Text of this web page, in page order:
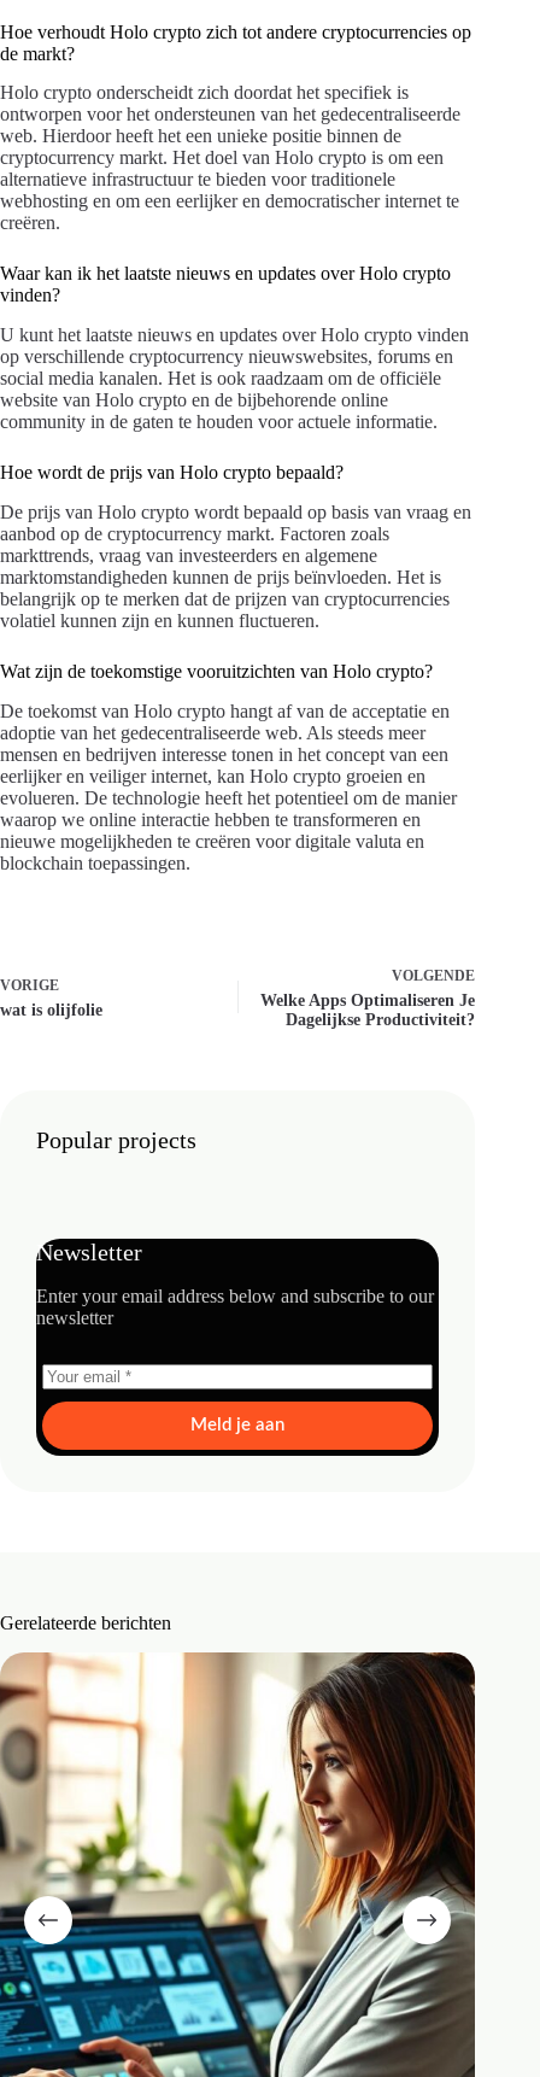
Hoe verhoudt Holo crypto zich tot andere cryptocurrencies op
de markt?
Holo crypto onderscheidt zich doordat het specifiek is
ontworpen voor het ondersteunen van het gedecentraliseerde
web. Hierdoor heeft het een unieke positie binnen de
cryptocurrency markt. Het doel van Holo crypto is om een
alternatieve infrastructuur te bieden voor traditionele
webhosting en om een eerlijker en democratischer internet te
creëren.
Waar kan ik het laatste nieuws en updates over Holo crypto
vinden?
U kunt het laatste nieuws en updates over Holo crypto vinden
op verschillende cryptocurrency nieuwswebsites, forums en
social media kanalen. Het is ook raadzaam om de officiële
website van Holo crypto en de bijbehorende online
community in de gaten te houden voor actuele informatie.
Hoe wordt de prijs van Holo crypto bepaald?
De prijs van Holo crypto wordt bepaald op basis van vraag en
aanbod op de cryptocurrency markt. Factoren zoals
markttrends, vraag van investeerders en algemene
marktomstandigheden kunnen de prijs beïnvloeden. Het is
belangrijk op te merken dat de prijzen van cryptocurrencies
volatiel kunnen zijn en kunnen fluctueren.
Wat zijn de toekomstige vooruitzichten van Holo crypto?
De toekomst van Holo crypto hangt af van de acceptatie en
adoptie van het gedecentraliseerde web. Als steeds meer
mensen en bedrijven interesse tonen in het concept van een
eerlijker en veiliger internet, kan Holo crypto groeien en
evolueren. De technologie heeft het potentieel om de manier
waarop we online interactie hebben te transformeren en
nieuwe mogelijkheden te creëren voor digitale valuta en
blockchain toepassingen.
VORIGE
wat is olijfolie
VOLGENDE
Welke Apps Optimaliseren Je
Dagelijkse Productiviteit?
Popular projects
Newsletter
Enter your email address below and subscribe to our
newsletter
Meld je aan
Gerelateerde berichten